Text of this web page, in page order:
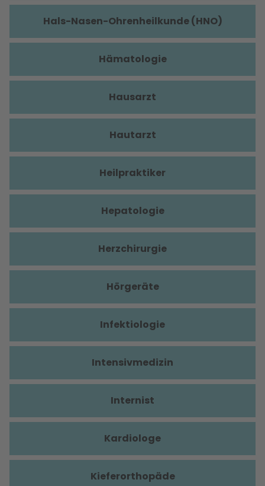
Hals-Nasen-Ohrenheilkunde (HNO)
Hämatologie
Hausarzt
Hautarzt
Heilpraktiker
Hepatologie
Herzchirurgie
Hörgeräte
Infektiologie
Intensivmedizin
Internist
Kardiologe
Kieferorthopäde